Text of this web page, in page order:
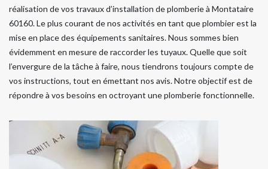
réalisation de vos travaux d’installation de plomberie à Montataire
60160. Le plus courant de nos activités en tant que plombier est la
mise en place des équipements sanitaires. Nous sommes bien
évidemment en mesure de raccorder les tuyaux. Quelle que soit
l’envergure de la tâche à faire, nous tiendrons toujours compte de
vos instructions, tout en émettant nos avis. Notre objectif est de
répondre à vos besoins en octroyant une plomberie fonctionnelle.